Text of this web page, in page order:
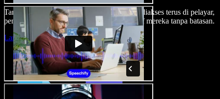
Tanpa keluk pembelajaran dan semua boleh diakses terus di pelayar,
pencipta boleh realisasikan segala idea kreatif mereka tanpa batasan.
Lancarkan Studio